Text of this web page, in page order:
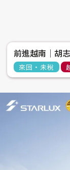
前進越南│胡
來回‧未稅